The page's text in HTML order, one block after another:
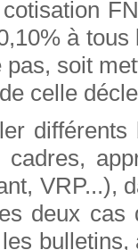
à
soit
celle
VRP...),
deux